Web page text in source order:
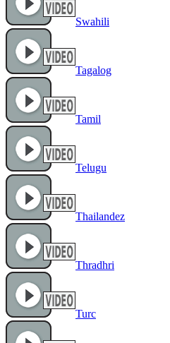
Swahili
Tagalog
Tamil
Telugu
Thailandez
Thradhri
Turc